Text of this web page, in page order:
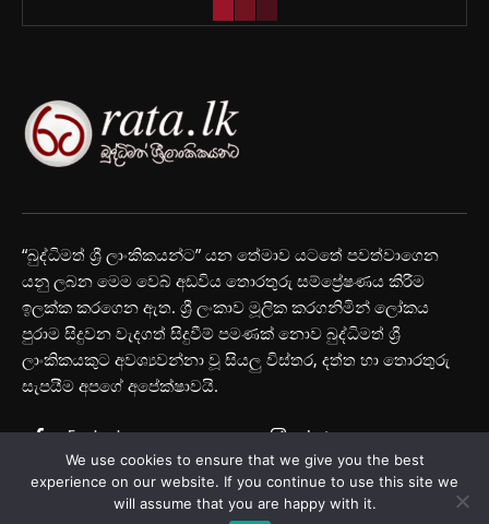
“බුද්ධිමත් ශ්‍රී ලාංකිකයන්ට” යන තේමාව යටතේ පවත්වාගෙන
යනු ලබන මෙම වෙබ් අඩවිය තොරතුරු සම්ප්‍රේෂණය කිරීම
ඉලක්ක කරගෙන ඇත. ශ්‍රී ලංකාව මූලික කරගනිමින් ලෝකය
පුරාම සිදුවන වැදගත් සිදුවීම් පමණක් නොව බුද්ධිමත් ශ්‍රී
ලාංකිකයකුට අවශ්‍යවන්නා වූ සියලු විස්තර, දත්ත හා තොරතුරු
සැපයීම අපගේ අපේක්ෂාවයි.
Youtube
We use cookies to ensure that we give you the best
experience on our website. If you continue to use this site we
will assume that you are happy with it.